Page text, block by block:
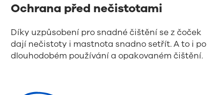
Ochrana před nečistotami
Díky uzpůsobení pro snadné čištění se z čoček
dají nečistoty i mastnota snadno setřít. A to i po
dlouhodobém používání a opakovaném čištění.